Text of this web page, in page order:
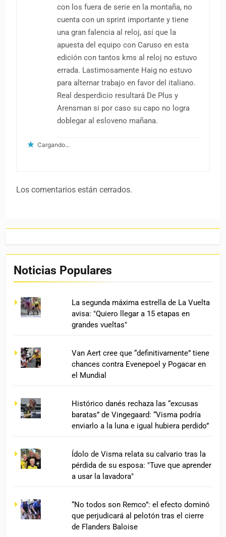
con los fuera de serie en la montaña, no
cuenta con un sprint importante y tiene
una gran falencia al reloj, así que la
apuesta del equipo con Caruso en esta
edición con tantos kms al reloj no estuvo
errada. Lastimosamente Haig no estuvo
para alternar trabajo en favor del italiano.
Real desperdicio resultará De Plus y
Arensman si por caso su capo no logra
doblegar al esloveno mañana.
Cargando...
Los comentarios están cerrados.
Noticias Populares
La segunda máxima estrella de La Vuelta
avisa: "Quiero llegar a 15 etapas en
grandes vueltas"
Van Aert cree que “definitivamente” tiene
chances contra Evenepoel y Pogacar en
el Mundial
Histórico danés rechaza las “excusas
baratas” de Vingegaard: “Visma podría
enviarlo a la luna e igual hubiera perdido”
Ídolo de Visma relata su calvario tras la
pérdida de su esposa: "Tuve que aprender
a usar la lavadora"
“No todos son Remco”: el efecto dominó
que perjudicará al pelotón tras el cierre
de Flanders Baloise